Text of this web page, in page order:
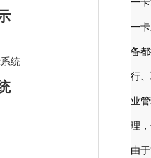
统
一
一
备
行
业
理
由